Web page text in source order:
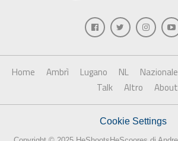
Home Ambrì Lugano NL Nazionale
Talk
Altro About
Cookie Settings